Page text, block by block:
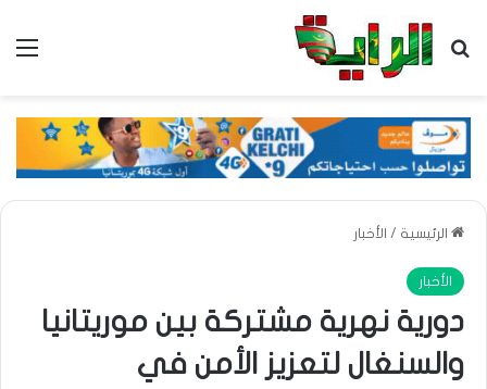
بحث عن
الرئيسية / الأخبار
الأخبار
دورية نهرية مشتركة بين موريتانيا
والسنغال لتعزيز الأمن في